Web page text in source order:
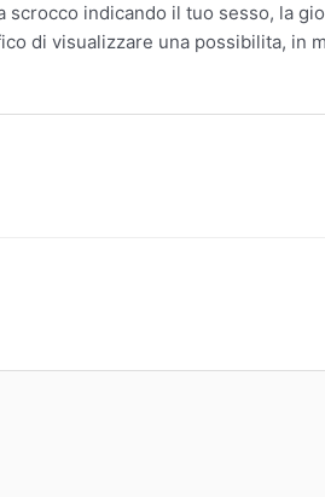
indicando il tuo sesso, la
di visualizzare una possibilita, in